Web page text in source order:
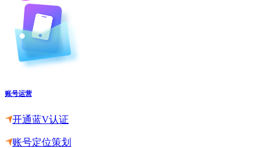
账号运营
开通蓝V认证
账号定位策划